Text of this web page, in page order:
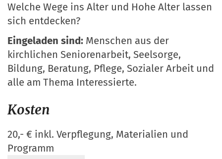
Welche Wege ins Alter und Hohe Alter lassen
sich entdecken?
Eingeladen sind: Menschen aus der
kirchlichen Seniorenarbeit, Seelsorge,
Bildung, Beratung, Pflege, Sozialer Arbeit und
alle am Thema Interessierte.
Kosten
20,- € inkl. Verpflegung, Materialien und
Programm